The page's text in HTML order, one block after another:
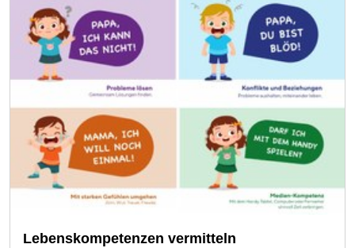
Lebenskompetenzen vermitteln